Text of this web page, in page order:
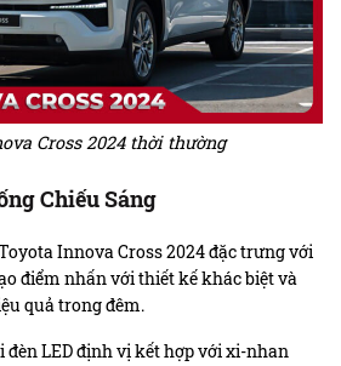
Cross 2024 thời thường
Chiếu Sáng
Innova Cross 2024 đặc trưng với
điểm nhấn với thiết kế khác biệt và
quả trong đêm.
đèn LED định vị kết hợp với xi-nhan